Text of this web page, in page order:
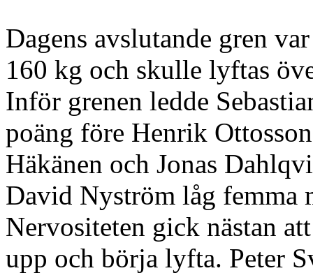
Dagens avslutande gren
160 kg och skulle lyftas
Inför grenen ledde
poäng före Henrik
Häkänen och Jonas
David Nyström låg femma
Nervositeten gick nästan
upp och börja lyfta. Peter